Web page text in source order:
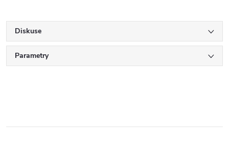
Diskuse
Parametry